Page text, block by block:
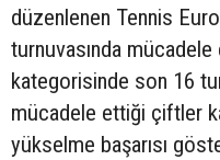
düzenlenen Tennis
turnuvasında
kategorisinde son 16
mücadele ettiği çiftler
yükselme başarısı